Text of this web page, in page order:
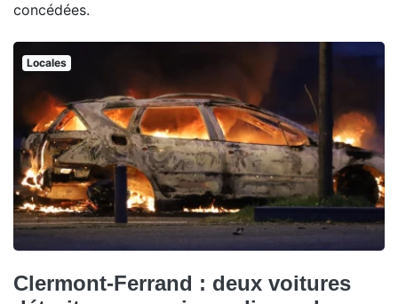
concédées.
Locales
Clermont-Ferrand : deux voitures